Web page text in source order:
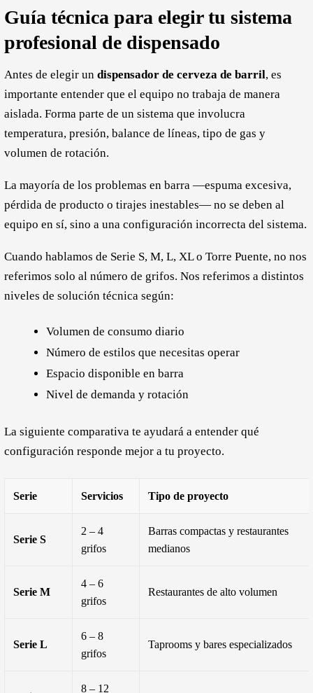
Guía técnica para elegir tu sistema
profesional de dispensado
Antes de elegir un dispensador de cerveza de barril, es
importante entender que el equipo no trabaja de manera
aislada. Forma parte de un sistema que involucra
temperatura, presión, balance de líneas, tipo de gas y
volumen de rotación.
La mayoría de los problemas en barra —espuma excesiva,
pérdida de producto o tirajes inestables— no se deben al
equipo en sí, sino a una configuración incorrecta del sistema.
Cuando hablamos de Serie S, M, L, XL o Torre Puente, no nos
referimos solo al número de grifos. Nos referimos a distintos
niveles de solución técnica según:
Volumen de consumo diario
Número de estilos que necesitas operar
Espacio disponible en barra
Nivel de demanda y rotación
La siguiente comparativa te ayudará a entender qué
configuración responde mejor a tu proyecto.
Serie Servicios Tipo de proyecto
Serie S
2 – 4
grifos
Barras compactas y restaurantes
medianos
Serie M
4 – 6
grifos
Restaurantes de alto volumen
Serie L
6 – 8
grifos
Taprooms y bares especializados
8 – 12